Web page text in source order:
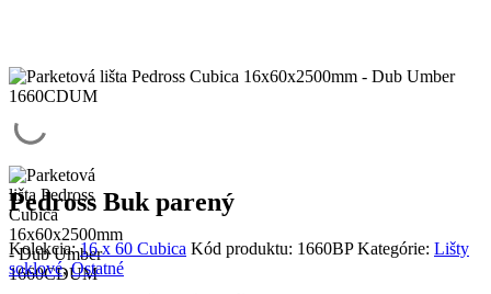
Pedross Buk parený
Kolekcia:16 x 60 Cubica Kód produktu: 1660BP Kategórie: Lišty
soklové,Ostatné